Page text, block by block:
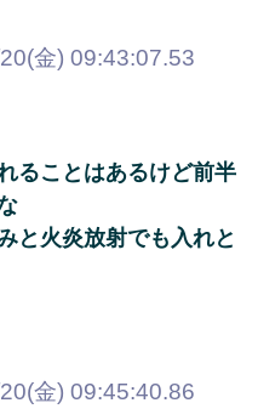
金) 09:43:07.53
ることはあるけど前半
と火炎放射でも入れと
金) 09:45:40.86